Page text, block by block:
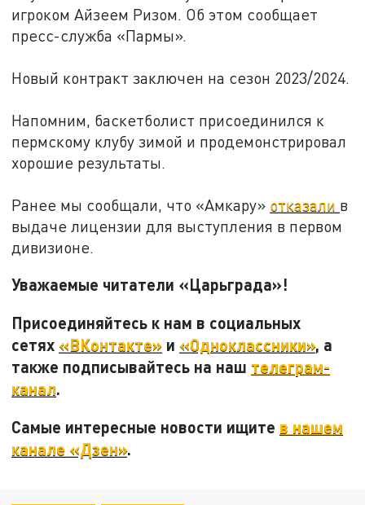
игроком Айзеем Ризом. Об этом сообщает
пресс-служба «Пармы».
Новый контракт заключен на сезон 2023/2024.
Напомним, баскетболист присоединился к
пермскому клубу зимой и продемонстрировал
хорошие результаты.
Ранее мы сообщали, что «Амкару» отказали в
выдаче лицензии для выступления в первом
дивизионе.
Уважаемые читатели «Царьграда»!
Присоединяйтесь к нам в социальных
сетях «ВКонтакте» и «Одноклассники», а
также подписывайтесь на наш телеграм-
канал.
Самые интересные новости ищите в нашем
канале «Дзен».